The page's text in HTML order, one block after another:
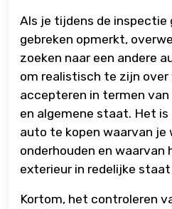
Als je tijdens de inspectie
gebreken opmerkt,
zoeken naar een andere
om realistisch te zijn
accepteren in termen
en algemene staat. Het
auto te kopen waarvan je
onderhouden en waarvan
exterieur in redelijke staat
Kortom, het controleren